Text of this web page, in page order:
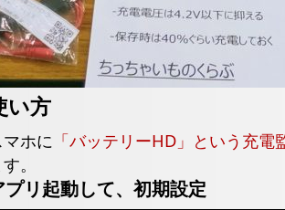
い方
マホに 「バッテリーHD」という充
。
プリ起動して、初期設定